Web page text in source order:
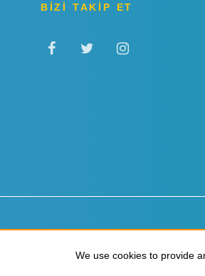
BİZİ TAKİP ET
We use cookies to provide
We use cookies to provide